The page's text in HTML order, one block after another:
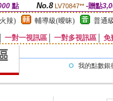
點 No.8 LV70847** -贈點
辣) 輔導級(曖昧) 普通
一對一視訊區 一對多視訊區 免
我的點數銀